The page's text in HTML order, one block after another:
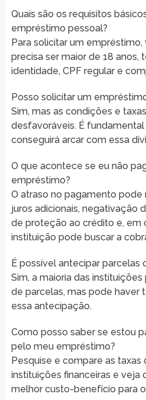
Quais são os requisitos
empréstimo pessoal?
Para solicitar um
precisa ser maior de 18 anos,
identidade, CPF regular e
Posso solicitar um
Sim, mas as condições e
desfavoráveis. É
conseguirá arcar com essa
O que acontece se eu não
empréstimo?
O atraso no pagamento pode
juros adicionais, negativação
de proteção ao crédito e, em
instituição pode buscar a
É possível antecipar parcelas
Sim, a maioria das
de parcelas, mas pode haver
essa antecipação.
Como posso saber se estou
pelo meu empréstimo?
Pesquise e compare as taxas
instituições financeiras e veja
melhor custo-benefício para